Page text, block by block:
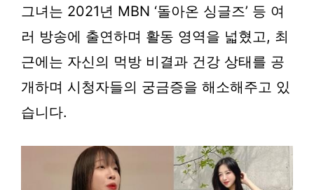
그녀는 2021년 MBN ‘돌아온 싱글즈’ 등 여
러 방송에 출연하며 활동 영역을 넓혔고, 최
근에는 자신의 먹방 비결과 건강 상태를 공
개하며 시청자들의 궁금증을 해소해주고 있
습니다.